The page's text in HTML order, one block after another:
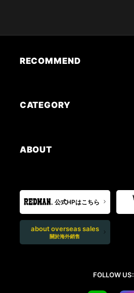
RECOMMEND
CATEGORY
ABOUT
公式HPはこちら
about overseas sales
關於海外銷售
FOLLOW US: